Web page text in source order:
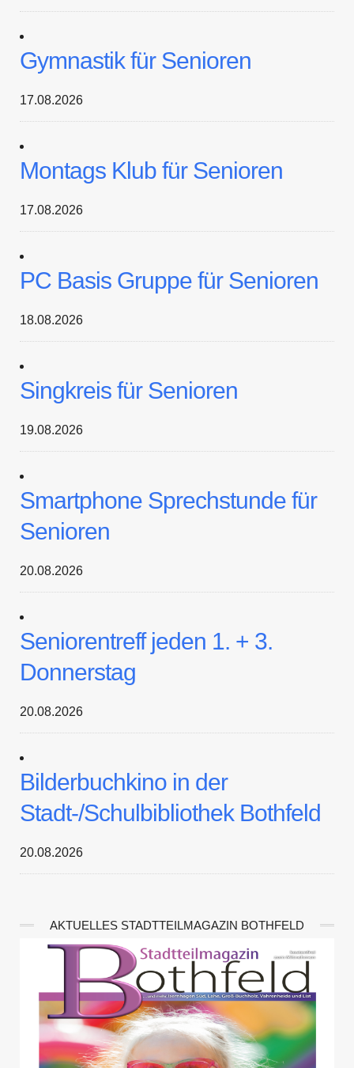
Gymnastik für Senioren
17.08.2026
Montags Klub für Senioren
17.08.2026
PC Basis Gruppe für Senioren
18.08.2026
Singkreis für Senioren
19.08.2026
Smartphone Sprechstunde für
Senioren
20.08.2026
Seniorentreff jeden 1. + 3.
Donnerstag
20.08.2026
Bilderbuchkino in der
Stadt-/Schulbibliothek Bothfeld
20.08.2026
AKTUELLES STADTTEILMAGAZIN BOTHFELD